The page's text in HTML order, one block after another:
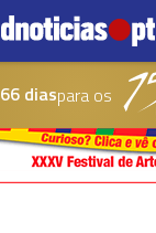
66 diaspara os